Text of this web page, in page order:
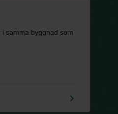
samma byggnad som
keyboard_arrow_right